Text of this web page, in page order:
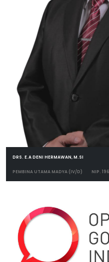
DRS. E.A DENI HERMAWAN, M.SI
PEMBINA UTAMA MADYA (IV/D) NIP.